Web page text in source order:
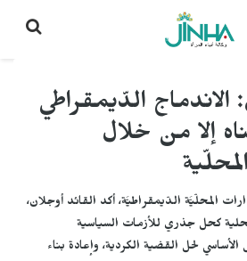
الاندماج الدّيمقراطي
إلا من خلال
المحلّيَّة الدّيمقراطيَّة، أكد القائد أوجلان،
كحل جذري للأزمات السياسية
الأساسي لحل القضية الكردية، وإعادة بناء